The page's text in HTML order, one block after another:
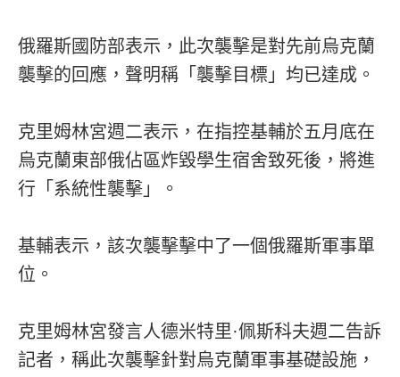
俄羅斯國防部表示，此次襲擊是對先前烏克蘭
襲擊的回應，聲明稱「襲擊目標」均已達成。
克里姆林宮週二表示，在指控基輔於五月底在
烏克蘭東部俄佔區炸毀學生宿舍致死後，將進
行「系統性襲擊」。
基輔表示，該次襲擊擊中了一個俄羅斯軍事單
位。
克里姆林宮發言人德米特里·佩斯科夫週二告訴
記者，稱此次襲擊針對烏克蘭軍事基礎設施，